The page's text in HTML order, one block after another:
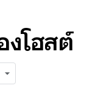
งโฮสต์